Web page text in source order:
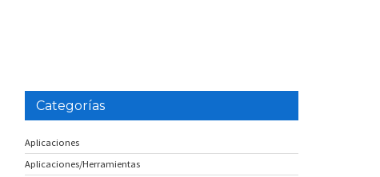
Categorías
Aplicaciones
Aplicaciones/Herramientas